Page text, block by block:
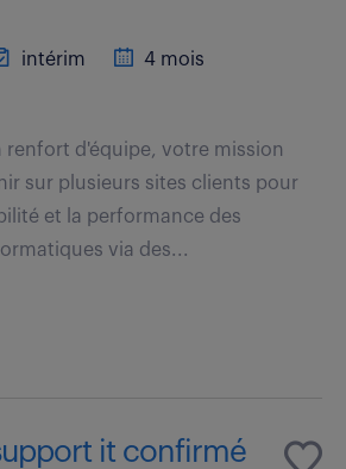
intérim
4 mois
renfort d'équipe, votre mission
sur plusieurs sites clients pour
et la performance des
via des...
it confirmé